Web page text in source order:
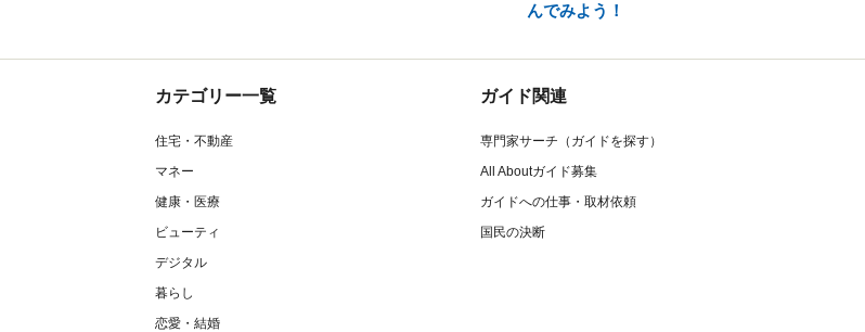
んでみよう！
カテゴリー一覧
住宅・不動産
マネー
健康・医療
ビューティ
デジタル
暮らし
恋愛・結婚
ガイド関連
専門家サーチ（ガイドを探す）
All Aboutガイド募集
ガイドへの仕事・取材依頼
国民の決断